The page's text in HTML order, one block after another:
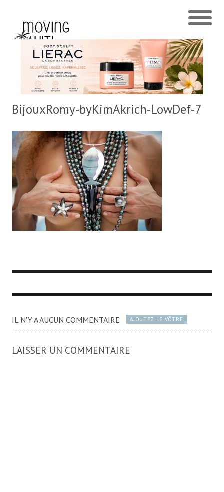
BijouxRomy-byKimAkrich-LowDef-7
IL N'Y A AUCUN COMMENTAIRE AJOUTEZ LE VÔTRE
LAISSER UN COMMENTAIRE